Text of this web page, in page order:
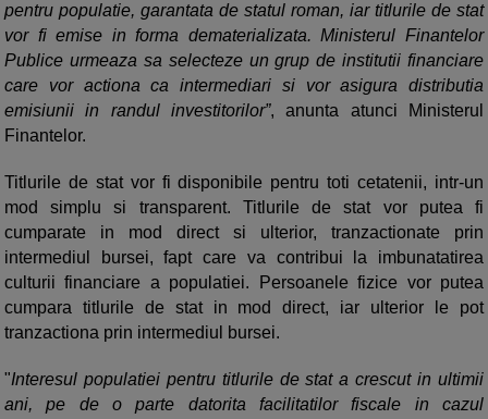
pentru populatie, garantata de statul roman, iar titlurile de stat
vor fi emise in forma dematerializata. Ministerul Finantelor
Publice urmeaza sa selecteze un grup de institutii financiare
care vor actiona ca intermediari si vor asigura distributia
emisiunii in randul investitorilor”, anunta atunci Ministerul
Finantelor.
Titlurile de stat vor fi disponibile pentru toti cetatenii, intr-un
mod simplu si transparent. Titlurile de stat vor putea fi
cumparate in mod direct si ulterior, tranzactionate prin
intermediul bursei, fapt care va contribui la imbunatatirea
culturii financiare a populatiei. Persoanele fizice vor putea
cumpara titlurile de stat in mod direct, iar ulterior le pot
tranzactiona prin intermediul bursei.
"Interesul populatiei pentru titlurile de stat a crescut in ultimii
ani, pe de o parte datorita facilitatilor fiscale in cazul